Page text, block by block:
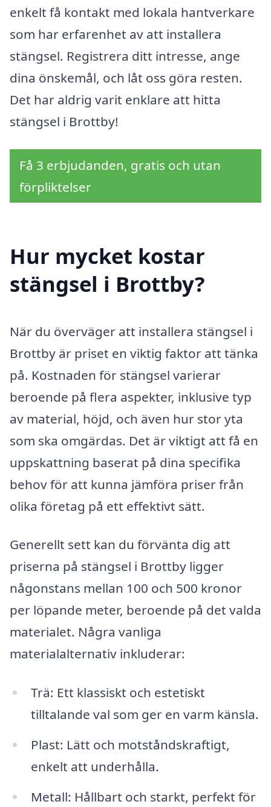
enkelt få kontakt med lokala hantverkare
som har erfarenhet av att installera
stängsel. Registrera ditt intresse, ange
dina önskemål, och låt oss göra resten.
Det har aldrig varit enklare att hitta
stängsel i Brottby!
Få 3 erbjudanden, gratis och utan
förpliktelser
Hur mycket kostar
stängsel i Brottby?
När du överväger att installera stängsel i
Brottby är priset en viktig faktor att tänka
på. Kostnaden för stängsel varierar
beroende på flera aspekter, inklusive typ
av material, höjd, och även hur stor yta
som ska omgärdas. Det är viktigt att få en
uppskattning baserat på dina specifika
behov för att kunna jämföra priser från
olika företag på ett effektivt sätt.
Generellt sett kan du förvänta dig att
priserna på stängsel i Brottby ligger
någonstans mellan 100 och 500 kronor
per löpande meter, beroende på det valda
materialet. Några vanliga
materialalternativ inkluderar:
Trä: Ett klassiskt och estetiskt
tilltalande val som ger en varm känsla.
Plast: Lätt och motståndskraftigt,
enkelt att underhålla.
Metall: Hållbart och starkt, perfekt för